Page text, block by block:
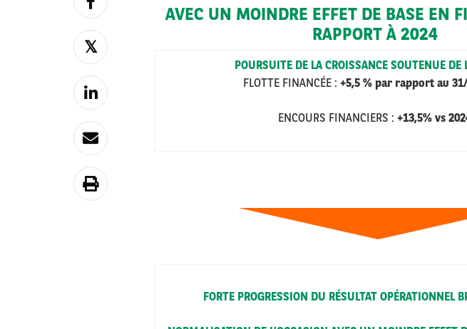
AVEC UN MOINDRE EFFET DE BASE EN
RAPPORT À 2024
POURSUITE DE LA CROISSANCE SOUTENUE DE
FLOTTE FINANCÉE : +5,5 % par rapport au
ENCOURS FINANCIERS : +13,5% vs
FORTE PROGRESSION DU RÉSULTAT OPÉRATIONNEL